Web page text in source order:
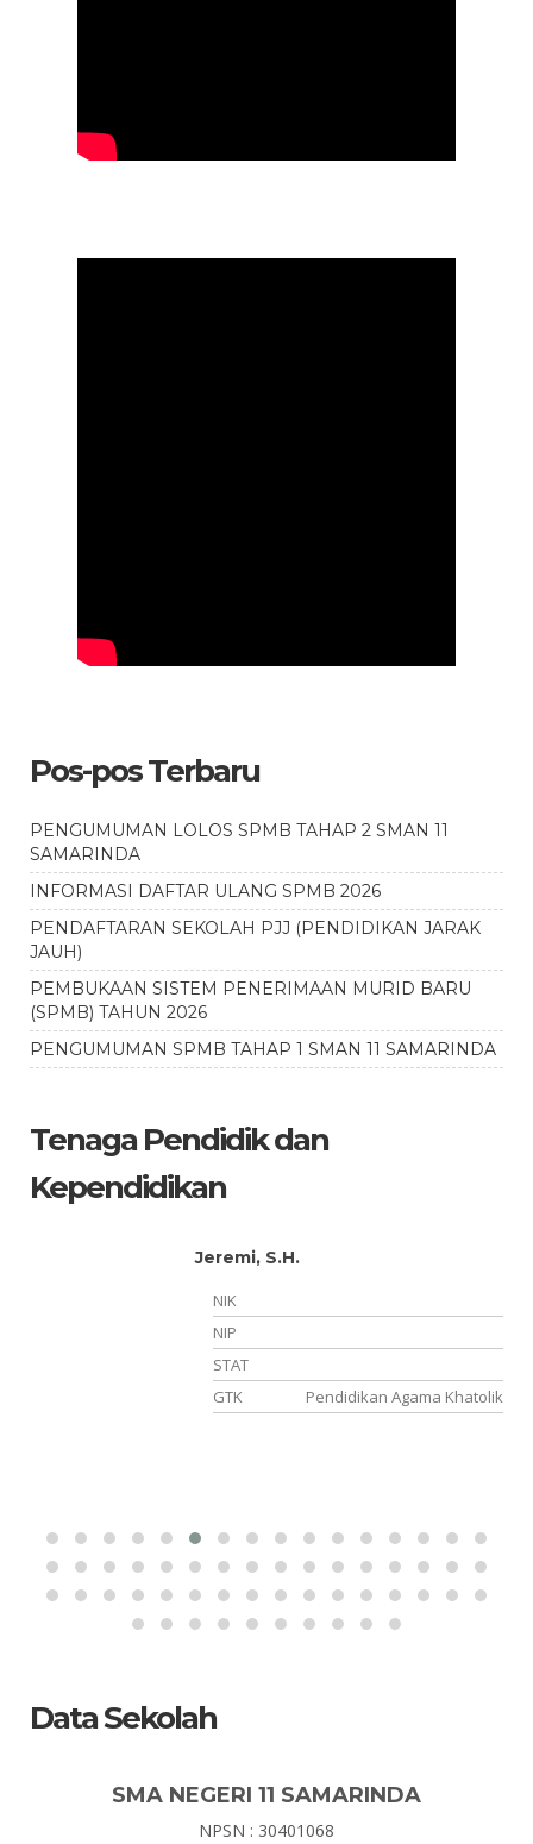
Pos-pos Terbaru
PENGUMUMAN LOLOS SPMB TAHAP 2 SMAN 11
SAMARINDA
INFORMASI DAFTAR ULANG SPMB 2026
PENDAFTARAN SEKOLAH PJJ (PENDIDIKAN JARAK
JAUH)
PEMBUKAAN SISTEM PENERIMAAN MURID BARU
(SPMB) TAHUN 2026
PENGUMUMAN SPMB TAHAP 1 SMAN 11 SAMARINDA
Tenaga Pendidik dan
Kependidikan
Ning Saroh
NIK
NIP
STAT
GTK
Operator Layanan Operasional
Data Sekolah
SMA NEGERI 11 SAMARINDA
NPSN : 30401068